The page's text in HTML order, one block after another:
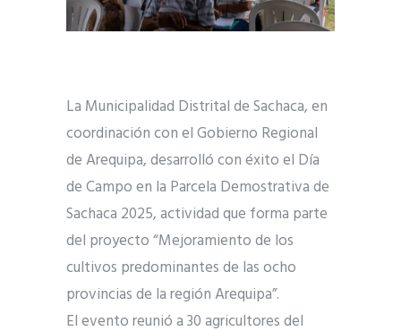
La Municipalidad Distrital de Sachaca, en
coordinación con el Gobierno Regional
de Arequipa, desarrolló con éxito el Día
de Campo en la Parcela Demostrativa de
Sachaca 2025, actividad que forma parte
del proyecto “Mejoramiento de los
cultivos predominantes de las ocho
provincias de la región Arequipa”.
El evento reunió a 30 agricultores del